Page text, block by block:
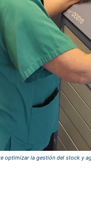
optimizar la gestión del stock y